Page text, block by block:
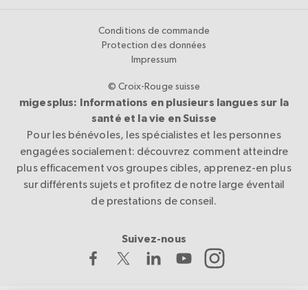
Conditions de commande
Protection des données
Impressum
© Croix-Rouge suisse
migesplus: Informations en plusieurs langues sur la
santé et la vie en Suisse
Pour les bénévoles, les spécialistes et les personnes
engagées socialement: découvrez comment atteindre
plus efficacement vos groupes cibles, apprenez-en plus
sur différents sujets et profitez de notre large éventail
de prestations de conseil.
Suivez-nous